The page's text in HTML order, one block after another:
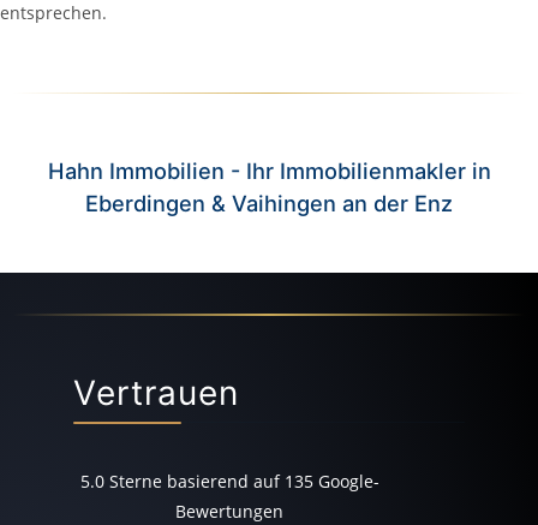
entsprechen.
Hahn Immobilien - Ihr Immobilienmakler in
Eberdingen & Vaihingen an der Enz
Vertrauen
5.0Sterne basierend auf 135 Google-
Bewertungen